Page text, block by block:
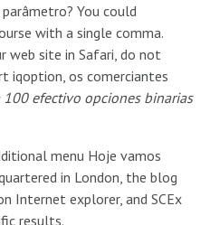
You could
with a single comma.
web site in Safari, do not
iqoption, os comerciantes
100 efectivo opciones binarias
menu Hoje vamos
in London, the blog
Internet explorer, and SCEx
results.